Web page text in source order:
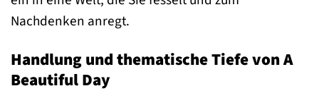
Nachdenken anregt.
Handlung und thematische Tiefe von A
Beautiful Day